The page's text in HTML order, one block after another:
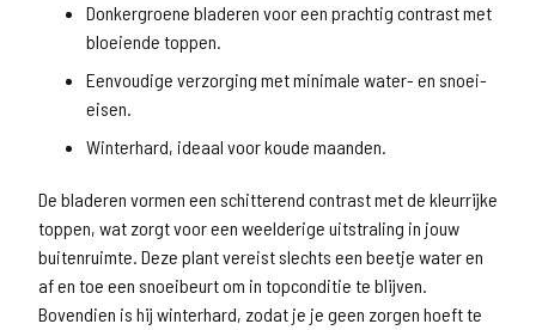
Donkergroene bladeren voor een prachtig contrast met
bloeiende toppen.
Eenvoudige verzorging met minimale water- en snoei-
eisen.
Winterhard, ideaal voor koude maanden.
De bladeren vormen een schitterend contrast met de kleurrijke
toppen, wat zorgt voor een weelderige uitstraling in jouw
buitenruimte. Deze plant vereist slechts een beetje water en
af en toe een snoeibeurt om in topconditie te blijven.
Bovendien is hij winterhard, zodat je je geen zorgen hoeft te